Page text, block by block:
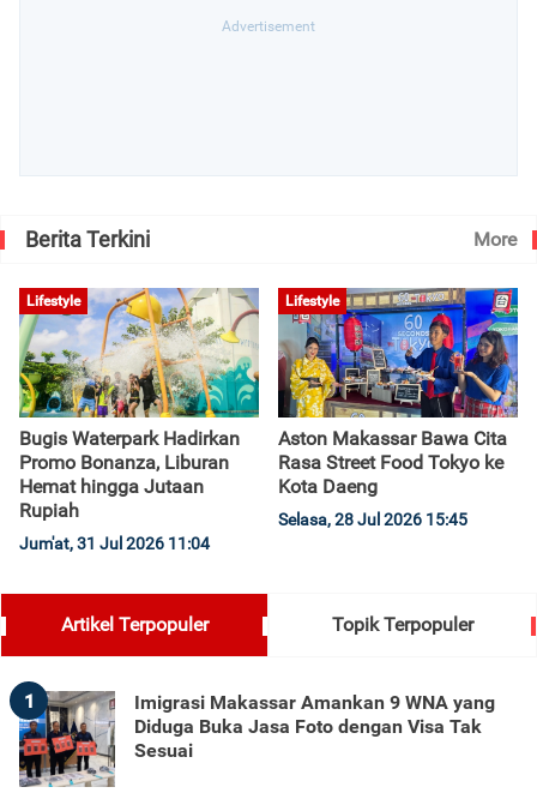
Berita Terkini More
Lifestyle
Bugis Waterpark Hadirkan
Promo Bonanza, Liburan
Hemat hingga Jutaan
Rupiah
Jum'at, 31 Jul 2026 11:04
Lifestyle
Aston Makassar Bawa Cita
Rasa Street Food Tokyo ke
Kota Daeng
Selasa, 28 Jul 2026 15:45
Artikel Terpopuler Topik Terpopuler
1
Imigrasi Makassar Amankan 9 WNA yang
Diduga Buka Jasa Foto dengan Visa Tak
Sesuai